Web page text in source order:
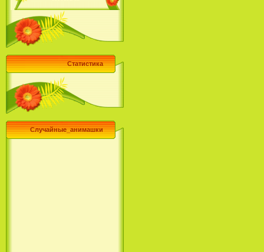
Статистика
Случайные_анимашки